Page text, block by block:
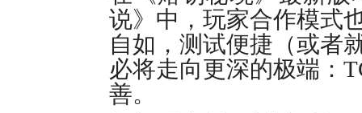
说》中，玩家合作模式
自如，测试便捷（或者
必将走向更深的极端：
善。